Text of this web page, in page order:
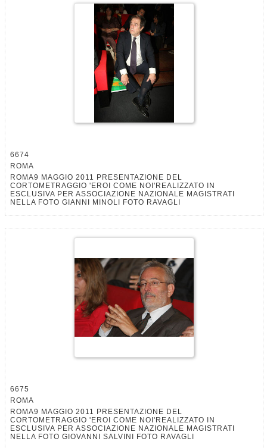
6674
ROMA
ROMA9 MAGGIO 2011 PRESENTAZIONE DEL
CORTOMETRAGGIO 'EROI COME NOI'REALIZZATO IN
ESCLUSIVA PER ASSOCIAZIONE NAZIONALE MAGISTRATI
NELLA FOTO GIANNI MINOLI FOTO RAVAGLI
6675
ROMA
ROMA9 MAGGIO 2011 PRESENTAZIONE DEL
CORTOMETRAGGIO 'EROI COME NOI'REALIZZATO IN
ESCLUSIVA PER ASSOCIAZIONE NAZIONALE MAGISTRATI
NELLA FOTO GIOVANNI SALVINI FOTO RAVAGLI